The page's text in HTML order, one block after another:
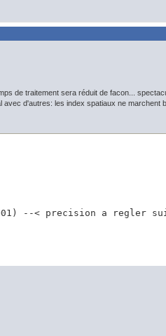
de traitement sera réduit de facon...
d'autres: les index spatiaux ne marchent
--< precision a regler